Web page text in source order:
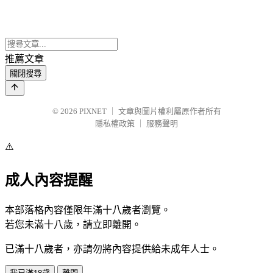
推薦文章
關閉搜尋
© 2026 PIXNET
文章與圖片權利屬原作者所有
隱私權政策
服務聲明
⚠️
成人內容提醒
本部落格內容僅限年滿十八歲者瀏覽。
若您未滿十八歲，請立即離開。
已滿十八歲者，亦請勿將內容提供給未成年人士。